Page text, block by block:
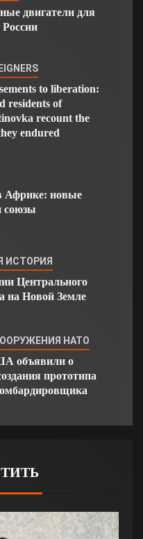
двигатели для
to liberation:
residents of
recount the
endured
Африке: новые
союзы
ИСТОРИЯ
Центрального
на Новой Земле
НАТО
объявили о
прототипа